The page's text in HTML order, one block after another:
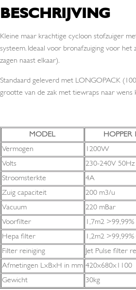
BESCHRIJVING
Kleine maar krachtige cycloon stofzuiger
systeem. Ideaal voor bronafzuiging voor het
zagen naast elkaar).
Standaard geleverd met LONGOPACK
grootte van de zak met tiewraps naar wens
MODEL
HOPPER 1
Vermogen
1200W
Volts
230-240V 50Hz
Stroomsterkte
4A
Zuig capaciteit
200 m3/u
Vacuum
220 mBar
Voorfilter
1,7m2
Hepa filter
1,2m2
Filter reiniging
Jet Pulse filter
Afmetingen LxBxH in mm 420x680x1100
Gewicht
30kg